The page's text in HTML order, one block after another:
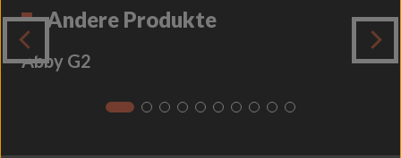
Andere Produkte
Abby G2